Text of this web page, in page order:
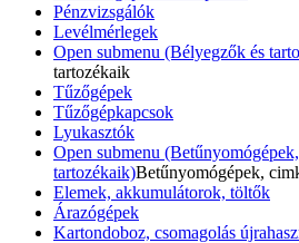
Pénzvizsgálók
Levélmérlegek
Open submenu (Bélyegzők és
tartozékaik
Tűzőgépek
Tűzőgépkapcsok
Lyukasztók
Open submenu
tartozékaik)Betűnyomógépek,
Elemek, akkumulátorok, töltők
Árazógépek
Kartondoboz, csomagolás